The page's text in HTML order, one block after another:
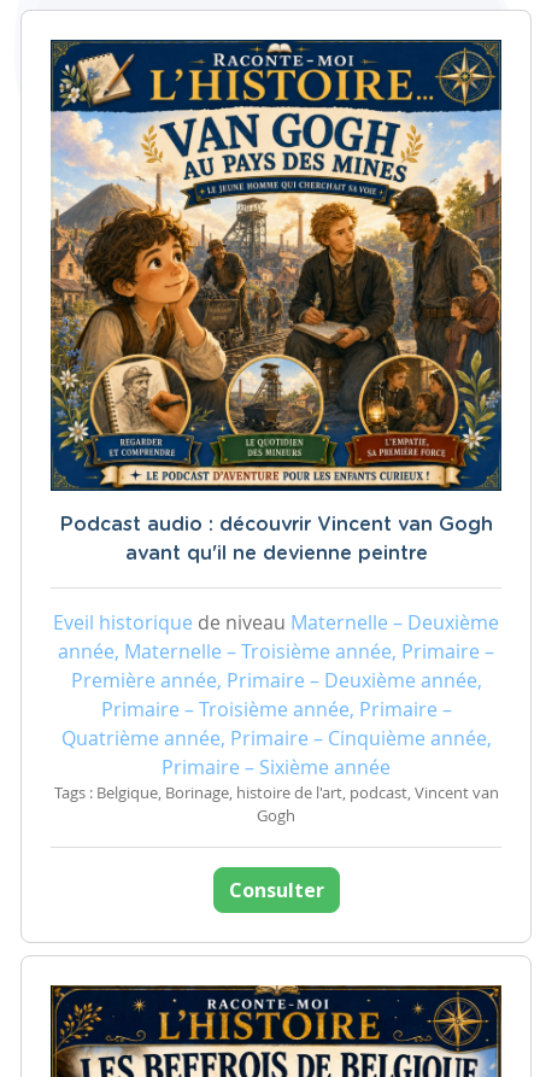
Podcast audio : découvrir Vincent van Gogh
avant qu'il ne devienne peintre
Eveil historique de niveau Maternelle – Deuxième
année, Maternelle – Troisième année, Primaire –
Première année, Primaire – Deuxième année,
Primaire – Troisième année, Primaire –
Quatrième année, Primaire – Cinquième année,
Primaire – Sixième année
Tags : Belgique, Borinage, histoire de l'art, podcast, Vincent van
Gogh
Consulter